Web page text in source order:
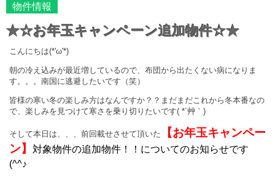
物件情報
★☆お年玉キャンペーン追加物件☆★
こんにちは(*'ω'*)
朝の冷え込みが最近増しているので、布団から出たくない病になりま
す。。。南国に逃避したいです（笑）
皆様の寒い冬の楽しみ方はなんですか？？まだまだこれから冬本番なの
で、楽しみを見つけて寒さを乗り切りたいです( *´艸｀)
そして本日は、、、前回載せさせて頂いた
【お年玉キャンペー
ン】
対象物件の追加物件！！についてのお知らせです
(^^♪